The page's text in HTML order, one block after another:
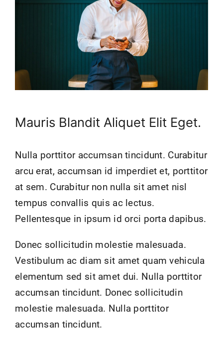
Mauris Blandit Aliquet Elit Eget.
Nulla porttitor accumsan tincidunt. Curabitur
arcu erat, accumsan id imperdiet et, porttitor
at sem. Curabitur non nulla sit amet nisl
tempus convallis quis ac lectus.
Pellentesque in ipsum id orci porta dapibus.
Donec sollicitudin molestie malesuada.
Vestibulum ac diam sit amet quam vehicula
elementum sed sit amet dui. Nulla porttitor
accumsan tincidunt. Donec sollicitudin
molestie malesuada. Nulla porttitor
accumsan tincidunt.